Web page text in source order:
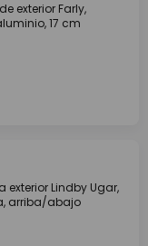
exterior Farly,
17 cm
exterior Lindby Ugar,
arriba/abajo